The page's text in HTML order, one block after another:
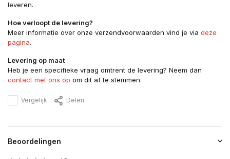
leveren.
Hoe verloopt de levering?
Meer informatie over onze verzendvoorwaarden vind je via deze
pagina.
Levering op maat
Heb je een specifieke vraag omtrent de levering? Neem dan
contact met ons op om dit af te stemmen.
Vergelijk Delen
Beoordelingen